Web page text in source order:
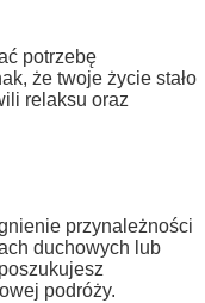
potrzebę
że twoje życie stało
relaksu oraz
przynależności
duchowych lub
podróży.